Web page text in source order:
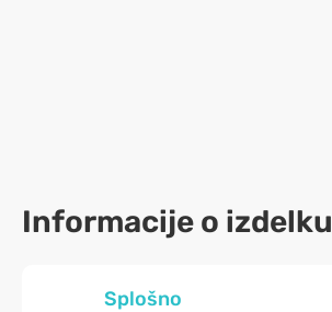
Informacije o izdelku
Splošno